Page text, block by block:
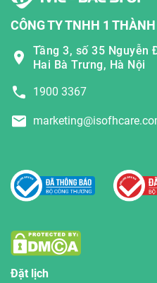
CÔNG TY TNHH 1
Tầng 3, số 35 Nguyễn
Hai Bà Trưng, Hà Nội
1900 3367
Đặt lịch